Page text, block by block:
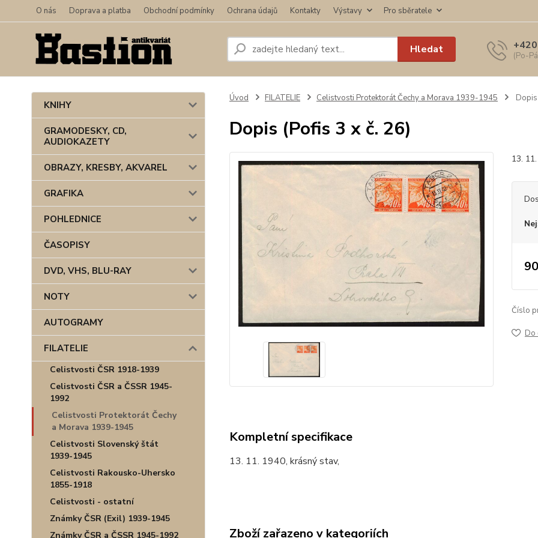
O nás Doprava a platba Obchodní podmínky Ochrana údajů Kontakty Výstavy Pro sběratele
Hledat (Po-
KNIHY
GRAMODESKY, CD,
AUDIOKAZETY
OBRAZY, KRESBY, AKVAREL
GRAFIKA
POHLEDNICE
ČASOPISY
DVD, VHS, BLU-RAY
NOTY
AUTOGRAMY
FILATELIE
Celistvosti ČSR 1918-1939
Celistvosti ČSR a ČSSR 1945-
1992
Celistvosti Protektorát Čechy
a Morava 1939-1945
Celistvosti Slovenský štát
1939-1945
Celistvosti Rakousko-Uhersko
1855-1918
Celistvosti - ostatní
Známky ČSR (Exil) 1939-1945
Známky ČSR a ČSSR 1945-1992
Úvod FILATELIE Celistvosti Protektorát Čechy a Morava 1939-1945
Dopis (Pofis 3 x č. 26)
13.
Číslo
Do
Kompletní specifikace
13. 11. 1940, krásný stav,
Zboží zařazeno v kategoriích